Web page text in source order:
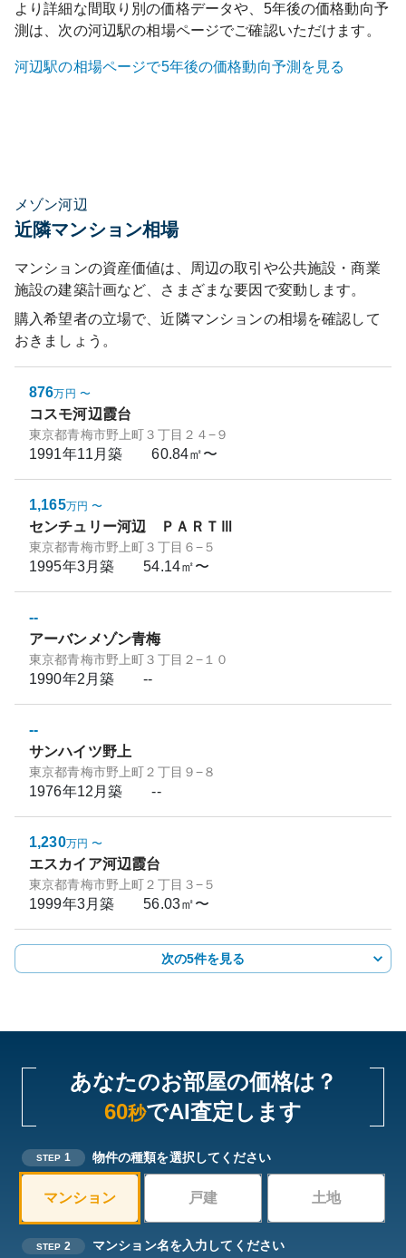
より詳細な間取り別の価格データや、5年後の価格動向予
測は、次の河辺駅の相場ページでご確認いただけます。
河辺駅の相場ページで5年後の価格動向予測を見る
メゾン河辺
近隣マンション相場
マンションの資産価値は、周辺の取引や公共施設・商業
施設の建築計画など、さまざまな要因で変動します。
購入希望者の立場で、近隣マンションの相場を確認して
おきましょう。
876万円 〜
コスモ河辺霞台
東京都青梅市野上町３丁目２４−９
1991年11月築 60.84㎡〜
1,165万円 〜
センチュリー河辺 ＰＡＲＴⅢ
東京都青梅市野上町３丁目６−５
1995年3月築 54.14㎡〜
--
アーバンメゾン青梅
東京都青梅市野上町３丁目２−１０
1990年2月築 --
--
サンハイツ野上
東京都青梅市野上町２丁目９−８
1976年12月築 --
1,230万円 〜
エスカイア河辺霞台
東京都青梅市野上町２丁目３−５
1999年3月築 56.03㎡〜
次の5件を見る
あなたのお部屋の価格は？
60秒でAI査定します
STEP 1 物件の種類を選択してください
マンション 戸建 土地
STEP 2 マンション名を入力してください